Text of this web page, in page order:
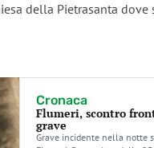
della Pietrasanta
Cronaca
Flumeri, scontro
grave
Grave incidente nella notte